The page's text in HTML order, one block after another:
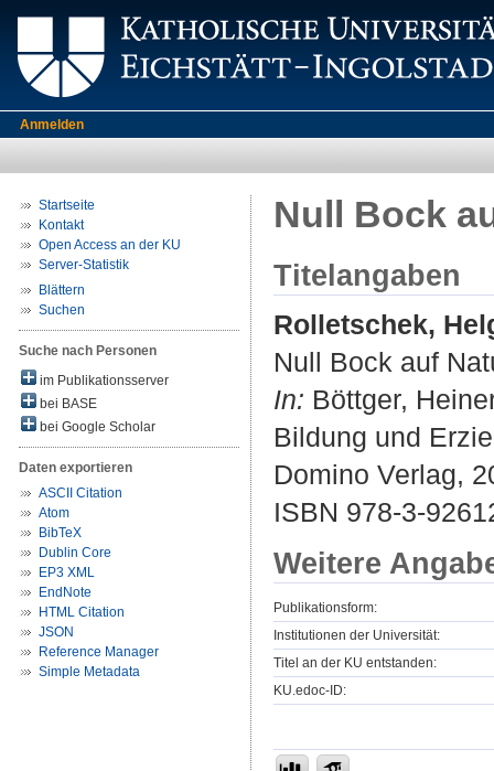
Anmelden
Startseite
Kontakt
Open Access an der KU
Server-Statistik
Blättern
Suchen
Suche nach Personen
im Publikationsserver
bei BASE
bei Google Scholar
Daten exportieren
ASCII Citation
Atom
BibTeX
Dublin Core
EP3 XML
EndNote
HTML Citation
JSON
Reference Manager
Simple Metadata
Null Bock
Titelangaben
Rolletschek,
Null Bock auf
In: Böttger,
Bildung und
Domino Verlag,
ISBN 978-3-
Weitere
Publikationsform:
Institutionen der Universität:
Titel an der KU entstanden:
KU.edoc-ID: